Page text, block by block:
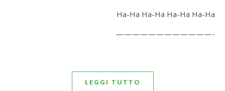
Ha-Ha Ha-Ha Ha-Ha Ha-Ha
————————————-
LEGGI TUTTO